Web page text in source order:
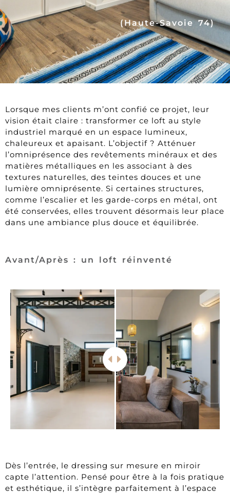
(Haute-Savoie 74)
Lorsque mes clients m’ont confié ce projet, leur
vision était claire : transformer ce loft au style
industriel marqué en un espace lumineux,
chaleureux et apaisant. L’objectif ? Atténuer
l’omniprésence des revêtements minéraux et des
matières métalliques en les associant à des
textures naturelles, des teintes douces et une
lumière omniprésente. Si certaines structures,
comme l’escalier et les garde-corps en métal, ont
été conservées, elles trouvent désormais leur place
dans une ambiance plus douce et équilibrée.
Avant/Après : un loft réinventé
Dès l’entrée, le dressing sur mesure en miroir
capte l’attention. Pensé pour être à la fois pratique
et esthétique, il s’intègre parfaitement à l’espace